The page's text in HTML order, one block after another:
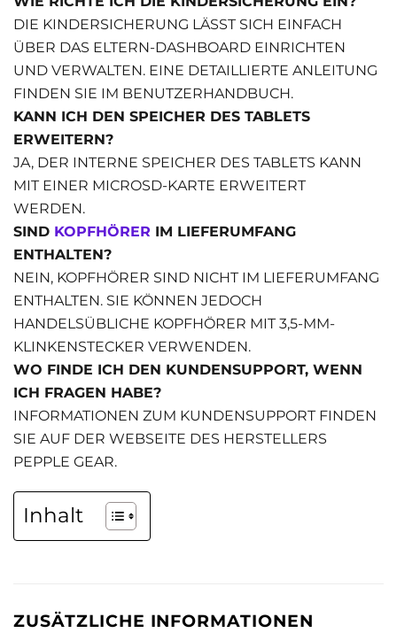
DIE KINDERSICHERUNG LÄSST SICH EINFACH
ÜBER DAS ELTERN-DASHBOARD EINRICHTEN
UND VERWALTEN. EINE DETAILLIERTE ANLEITUNG
FINDEN SIE IM BENUTZERHANDBUCH.
KANN ICH DEN SPEICHER DES TABLETS
ERWEITERN?
JA, DER INTERNE SPEICHER DES TABLETS KANN
MIT EINER MICROSD-KARTE ERWEITERT
WERDEN.
SIND KOPFHÖRER IM LIEFERUMFANG
ENTHALTEN?
NEIN, KOPFHÖRER SIND NICHT IM LIEFERUMFANG
ENTHALTEN. SIE KÖNNEN JEDOCH
HANDELSÜBLICHE KOPFHÖRER MIT 3,5-MM-
KLINKENSTECKER VERWENDEN.
WO FINDE ICH DEN KUNDENSUPPORT, WENN
ICH FRAGEN HABE?
INFORMATIONEN ZUM KUNDENSUPPORT FINDEN
SIE AUF DER WEBSEITE DES HERSTELLERS
PEPPLE GEAR.
Inhalt
ZUSÄTZLICHE INFORMATIONEN